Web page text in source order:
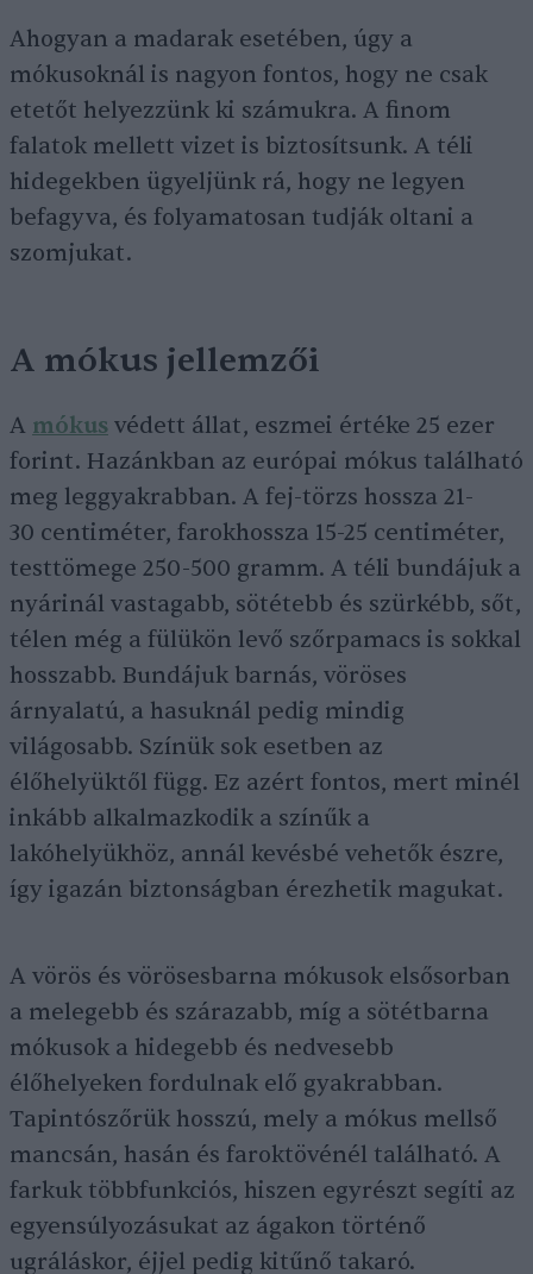
Ahogyan a madarak esetében, úgy a
mókusoknál is nagyon fontos, hogy ne csak
etetőt helyezzünk ki számukra. A finom
falatok mellett vizet is biztosítsunk. A téli
hidegekben ügyeljünk rá, hogy ne legyen
befagyva, és folyamatosan tudják oltani a
szomjukat.
A mókus jellemzői
A mókus védett állat, eszmei értéke 25 ezer
forint. Hazánkban az európai mókus található
meg leggyakrabban. A fej-törzs hossza 21-
30 centiméter, farokhossza 15-25 centiméter,
testtömege 250-500 gramm. A téli bundájuk a
nyárinál vastagabb, sötétebb és szürkébb, sőt,
télen még a fülükön levő szőrpamacs is sokkal
hosszabb. Bundájuk barnás, vöröses
árnyalatú, a hasuknál pedig mindig
világosabb. Színük sok esetben az
élőhelyüktől függ. Ez azért fontos, mert minél
inkább alkalmazkodik a színűk a
lakóhelyükhöz, annál kevésbé vehetők észre,
így igazán biztonságban érezhetik magukat.
A vörös és vörösesbarna mókusok elsősorban
a melegebb és szárazabb, míg a sötétbarna
mókusok a hidegebb és nedvesebb
élőhelyeken fordulnak elő gyakrabban.
Tapintószőrük hosszú, mely a mókus mellső
mancsán, hasán és faroktövénél található. A
farkuk többfunkciós, hiszen egyrészt segíti az
egyensúlyozásukat az ágakon történő
ugráláskor, éjjel pedig kitűnő takaró.